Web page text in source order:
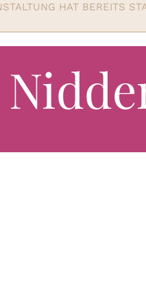
HAT BEREITS